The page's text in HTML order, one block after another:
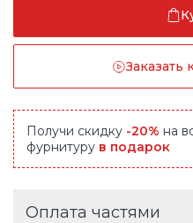
Заказать
Получи скидку -20% на
фурнитуру в подарок
Оплата частями